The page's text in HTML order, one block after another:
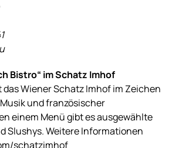
Bistro“ im Schatz Imhof
das Wiener Schatz Imhof im Zeichen
und französischer
einem Menü gibt es ausgewählte
Slushys. Weitere Informationen
schatzimhof